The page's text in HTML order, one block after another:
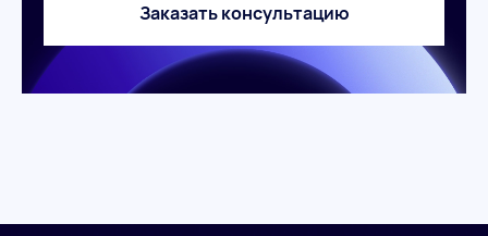
Заказать консультацию